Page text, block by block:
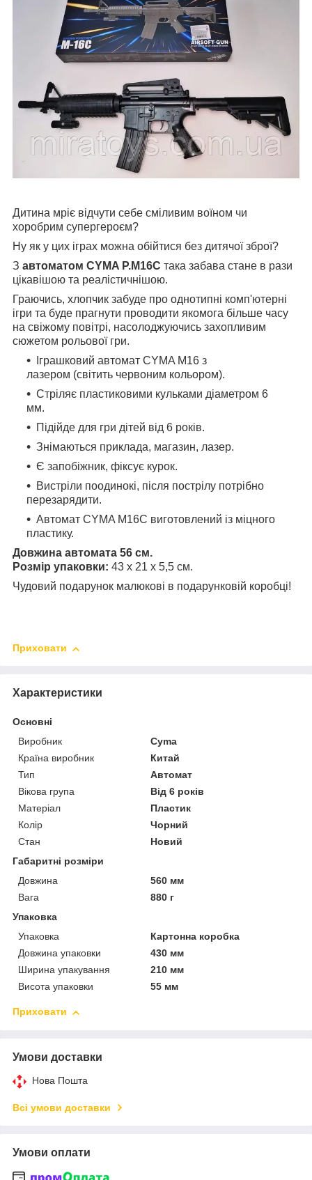
Дитина мріє відчути себе сміливим воїном чи
хоробрим супергероєм?
Ну як у цих іграх можна обійтися без дитячої зброї?
З автоматом CYMA P.М16C така забава стане в рази
цікавішою та реалістичнішою.
Граючись, хлопчик забуде про однотипні комп'ютерні
ігри та буде прагнути проводити якомога більше часу
на свіжому повітрі, насолоджуючись захопливим
сюжетом рольової гри.
Іграшковий автомат CYMA М16 з
лазером (світить червоним кольором).
Стріляє пластиковими кульками діаметром 6
мм.
Підійде для гри дітей від 6 років.
Знімаються приклада, магазин, лазер.
Є запобіжник, фіксує курок.
Вистріли поодинокі, після пострілу потрібно
перезарядити.
Автомат CYMA М16C виготовлений із міцного
пластику.
Довжина автомата 56 см.
Розмір упаковки: 43 х 21 х 5,5 см.
Чудовий подарунок малюкові в подарунковій коробці!
Приховати
Характеристики
Основні
Виробник
Cyma
Країна виробник
Китай
Тип
Автомат
Вікова група
Від 6 років
Матеріал
Пластик
Колір
Чорний
Стан
Новий
Габаритні розміри
Довжина
560 мм
Вага
880 г
Упаковка
Упаковка
Картонна коробка
Довжина упаковки
430 мм
Ширина упакування
210 мм
Висота упаковки
55 мм
Приховати
Умови доставки
Нова Пошта
Всі умови доставки
Умови оплати